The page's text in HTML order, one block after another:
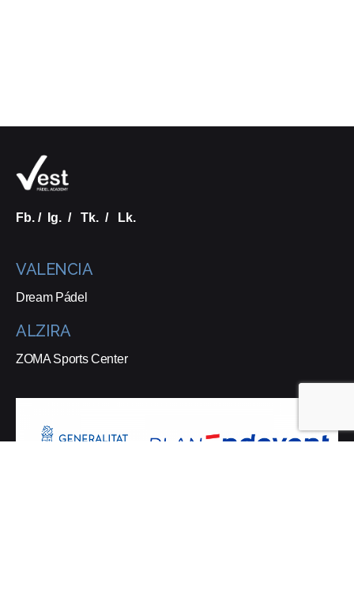
Fb. / Ig. / Tk. / Lk.
VALENCIA
Dream Pádel
ALZIRA
ZOMA Sports Center